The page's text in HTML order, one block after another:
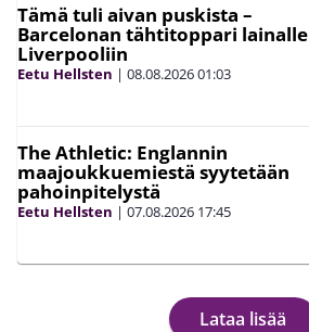
Tämä tuli aivan puskista –
Barcelonan tähtitoppari lainalle
Liverpooliin
Eetu Hellsten | 08.08.202601:03
The Athletic: Englannin
maajoukkuemiestä syytetään
pahoinpitelystä
Eetu Hellsten | 07.08.2026 17:45
Lataa lisää